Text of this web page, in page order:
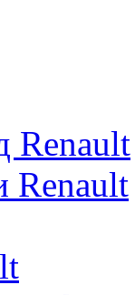
Renault
Renault